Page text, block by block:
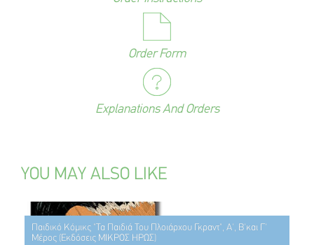
Order Form
Explanations And Orders
YOU MAY ALSO LIKE
Παιδικό Κόμικς "Τα Παιδιά Του Πλοιάρχου Γκραντ", Α', Β'και Γ'
Μέρος (Εκδόσεις ΜΙΚΡΟΣ ΗΡΩΣ)